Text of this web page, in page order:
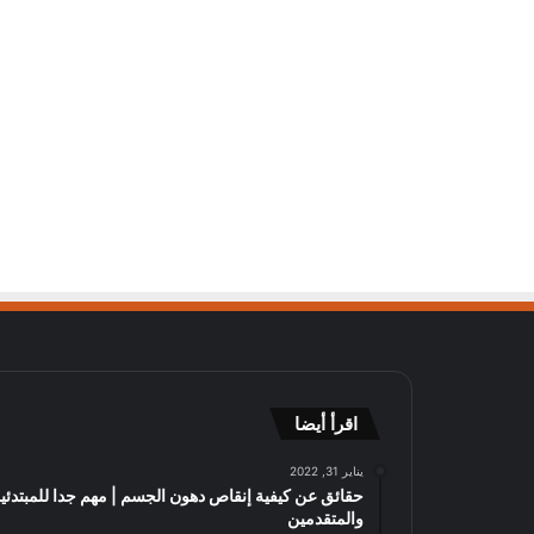
اقرأ أيضا
يناير 31, 2022
حقائق عن كيفية إنقاص دهون الجسم | مهم جدا
والمتقدمين